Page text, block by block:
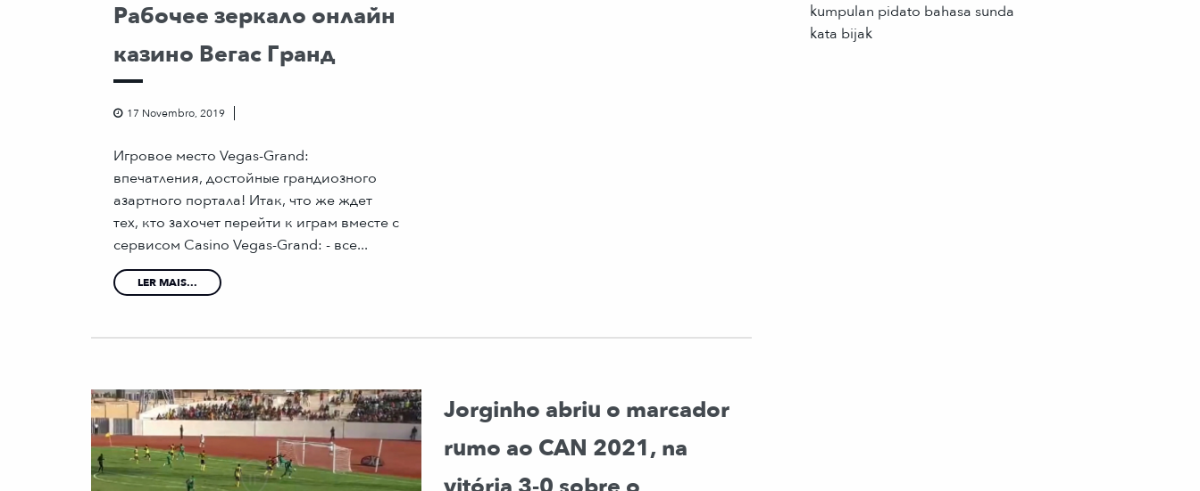
Рабочее зеркало онлайн
казино Вегас Гранд
17 Novembro, 2019
Игровое место Vegas-Grand:
впечатления, достойные грандиозного
азартного портала! Итак, что же ждет
тех, кто захочет перейти к играм вместе с
сервисом Casino Vegas-Grand: - все...
LER MAIS...
Jorginho abriu o marcador
rumo ao CAN 2021, na
kumpulan pidato bahasa sunda
kata bijak